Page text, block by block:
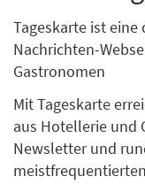
Tageskarte ist
Nachrichten-
Gastronomen
Mit Tageskarte
aus Hotellerie und
Newsletter und